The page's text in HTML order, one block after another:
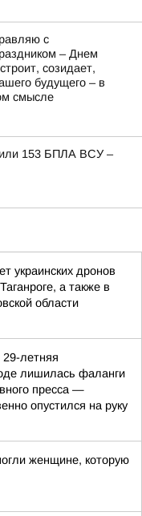
с
– Днем
созидает,
будущего – в
смысле
153 БПЛА ВСУ –
украинских дронов
а также в
области
29-летняя
лишилась фаланги
пресса —
опустился на руку
женщине, которую